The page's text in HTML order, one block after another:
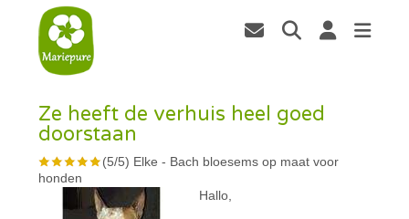
Ze heeft de verhuis heel goed
doorstaan
(5/5) Elke - Bach bloesems op maat voor
honden
Hallo,